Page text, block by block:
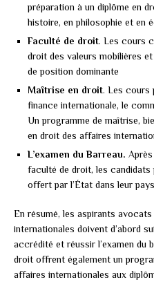
préparation à un diplôme en
histoire, en philosophie et en
Faculté de droit. Les cours
droit des valeurs mobilières
de position dominante
Maîtrise en droit. Les cours
finance internationale, le
Un programme de maîtrise,
en droit des affaires
L’examen du Barreau.
faculté de droit, les candidats
offert par l’État dans leur pays
En résumé, les aspirants
internationales doivent d’abord
accrédité et réussir l’examen du
droit offrent également un
affaires internationales aux